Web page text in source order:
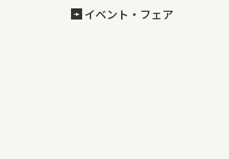
イベント・フェア